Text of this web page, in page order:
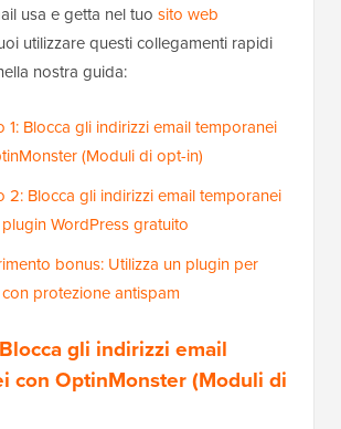
usa e getta nel tuo sito web
utilizzare questi collegamenti rapidi
nostra guida:
1: Blocca gli indirizzi email temporanei
(Moduli di opt-in)
2: Blocca gli indirizzi email temporanei
WordPress gratuito
bonus: Utilizza un plugin per
protezione antispam
gli indirizzi email
con OptinMonster (Moduli di